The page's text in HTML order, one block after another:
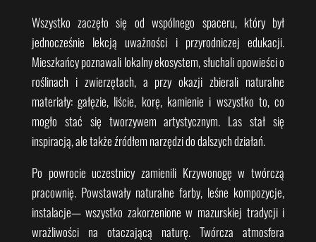
Wszystko zaczęło się od wspólnego spaceru, który był
jednocześnie lekcją uważności i przyrodniczej edukacji.
Mieszkańcy poznawali lokalny ekosystem, słuchali opowieści o
roślinach i zwierzętach, a przy okazji zbierali naturalne
materiały: gałęzie, liście, korę, kamienie i wszystko to, co
mogło stać się tworzywem artystycznym. Las stał się
inspiracją, ale także źródłem narzędzi do dalszych działań.
Po powrocie uczestnicy zamienili Krzywonogę w twórczą
pracownię. Powstawały naturalne farby, leśne kompozycje,
instalacje— wszystko zakorzenione w mazurskiej tradycji i
wrażliwości na otaczającą naturę. Twórcza atmosfera